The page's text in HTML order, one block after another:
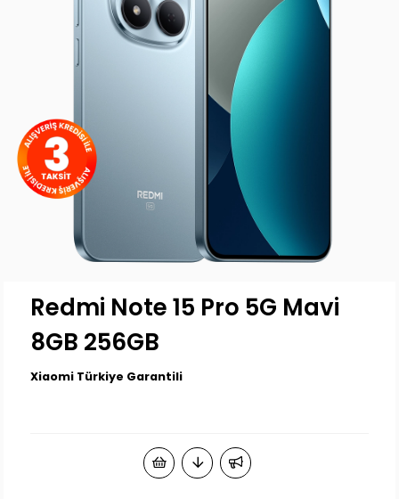
Redmi Note 15 Pro 5G Mavi
8GB 256GB
Xiaomi Türkiye Garantili